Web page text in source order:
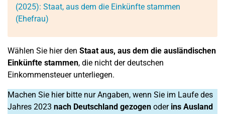
(2025): Staat, aus dem die Einkünfte stammen
(Ehefrau)
Wählen Sie hier den Staat aus, aus dem die ausländischen
Einkünfte stammen, die nicht der deutschen
Einkommensteuer unterliegen.
Machen Sie hier bitte nur Angaben, wenn Sie im Laufe des
Jahres 2023 nach Deutschland gezogen oderins Ausland